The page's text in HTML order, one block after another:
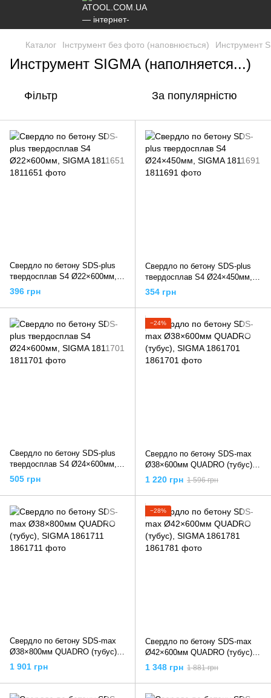
Каталог Інструмент без фото (наповнюється) Инструмент
Инструмент SIGMA (наполняется...)
Фільтр За популярністю
Свердло по бетону SDS-plus
твердосплав S4 Ø22×600мм,
SIGMA 1811651
396 грн
Свердло по бетону SDS-plus
твердосплав S4 Ø24×450мм,
SIGMA 1811691
354 грн
Свердло по бетону SDS-plus
твердосплав S4 Ø24×600мм,
SIGMA 1811701
505 грн
−24%
Свердло по бетону SDS-max
Ø38×600мм QUADRO (тубус),
SIGMA 1861701
1 220 грн 1 596 грн
Свердло по бетону SDS-max
Ø38×800мм QUADRO (тубус),
SIGMA 1861711
1 901 грн
−28%
Свердло по бетону SDS-max
Ø42×600мм QUADRO (тубус),
SIGMA 1861781
1 348 грн 1 881 грн